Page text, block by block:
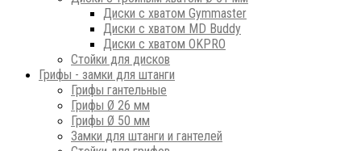
Диски с хватом Gymmaster
Диски с хватом MD Buddy
Диски с хватом OKPRO
Стойки для дисков
Грифы - замки для штанги
Грифы гантельные
Грифы Ø 26 мм
Грифы Ø 50 мм
Замки для штанги и гантелей